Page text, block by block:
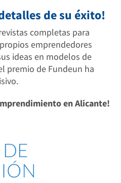
de su éxito!
completas para
emprendedores
ideas en modelos de
premio de Fundeun ha
en Alicante!